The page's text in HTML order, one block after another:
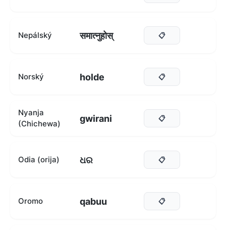
Nepálský समात्नुहोस् 📋
Norský holde 📋
Nyanja
(Chichewa)
gwirani 📋
Odia (orija) ଧର 📋
Oromo qabuu 📋